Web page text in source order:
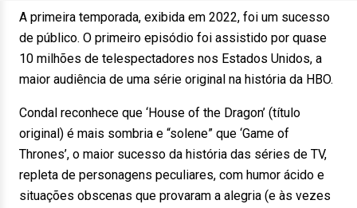
A primeira temporada, exibida em 2022, foi um sucesso
de público. O primeiro episódio foi assistido por quase
10 milhões de telespectadores nos Estados Unidos, a
maior audiência de uma série original na história da HBO.
Condal reconhece que ‘House of the Dragon’ (título
original) é mais sombria e “solene” que ‘Game of
Thrones’, o maior sucesso da história das séries de TV,
repleta de personagens peculiares, com humor ácido e
situações obscenas que provaram a alegria (e às vezes